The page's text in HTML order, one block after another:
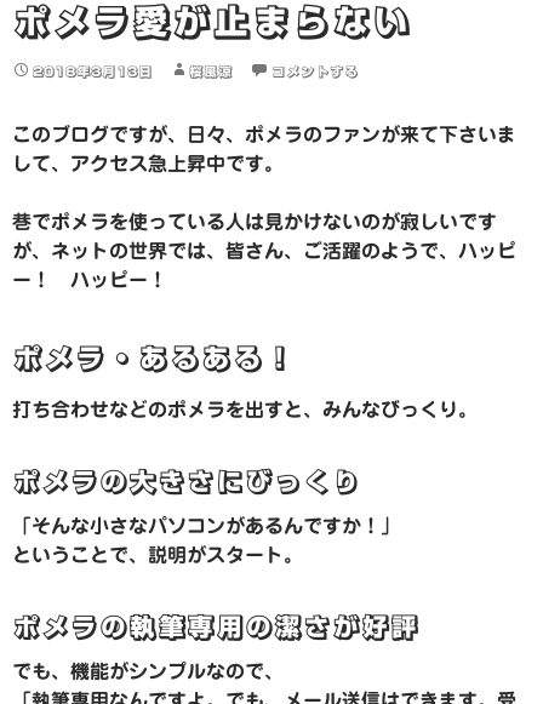
ポメラ愛が止まらない
2018年3月13日 桜風涼 コメントする
このブログですが、日々、ポメラのファンが来て下さいま
して、アクセス急上昇中です。
巷でポメラを使っている人は見かけないのが寂しいです
が、ネットの世界では、皆さん、ご活躍のようで、ハッピ
ー！ ハッピー！
ポメラ・あるある！
打ち合わせなどのポメラを出すと、みんなびっくり。
ポメラの大きさにびっくり
「そんな小さなパソコンがあるんですか！」
ということで、説明がスタート。
ポメラの執筆専用の潔さが好評
でも、機能がシンプルなので、